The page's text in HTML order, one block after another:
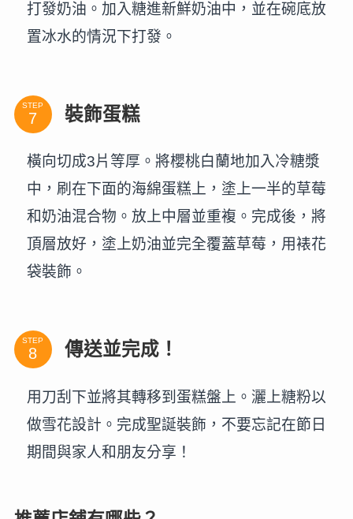
打發奶油。加入糖進新鮮奶油中，並在碗底放
置冰水的情況下打發。
STEP 裝飾蛋糕
橫向切成3片等厚。將櫻桃白蘭地加入冷糖漿
中，刷在下面的海綿蛋糕上，塗上一半的草莓
和奶油混合物。放上中層並重複。完成後，將
頂層放好，塗上奶油並完全覆蓋草莓，用裱花
袋裝飾。
STEP 傳送並完成！
用刀刮下並將其轉移到蛋糕盤上。灑上糖粉以
做雪花設計。完成聖誕裝飾，不要忘記在節日
期間與家人和朋友分享！